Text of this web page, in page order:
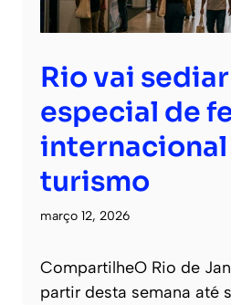
Rio vai
especial de
internacional
turismo
março 12, 2026
CompartilheO Rio de
partir desta semana até